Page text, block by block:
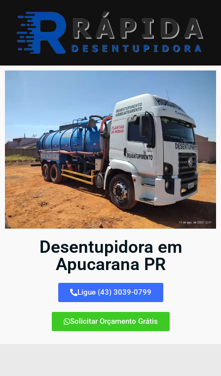
Desentupidora em
Apucarana PR
Ligue (43) 3039-0799
Solicitar Orçamento Grátis